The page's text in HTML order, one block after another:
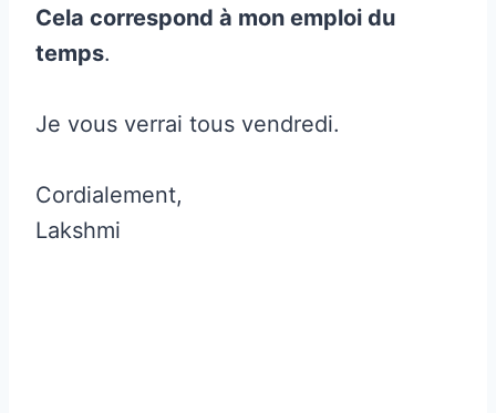
Cela correspond à mon emploi du
temps.
Je vous verrai tous vendredi.
Cordialement,
Lakshmi